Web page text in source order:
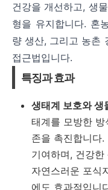
건강을 개선하고, 생
형을 유지합니다. 혼
량 생산, 그리고 농촌
접근법입니다.
특징과 효과
생태계 보호와 생
태계를 모방한
존을 촉진합니다
기여하며, 건강
자연스러운 포식
에도 효과적입니